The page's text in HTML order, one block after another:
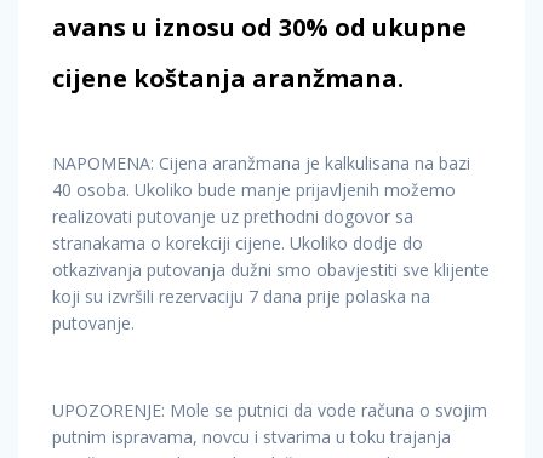
avans u iznosu od 30% od ukupne
cijene koštanja aranžmana.
NAPOMENA: Cijena aranžmana je kalkulisana na bazi
40 osoba. Ukoliko bude manje prijavljenih možemo
realizovati putovanje uz prethodni dogovor sa
stranakama o korekciji cijene. Ukoliko dodje do
otkazivanja putovanja dužni smo obavjestiti sve klijente
koji su izvršili rezervaciju 7 dana prije polaska na
putovanje.
UPOZORENJE: Mole se putnici da vode računa o svojim
putnim ispravama, novcu i stvarima u toku trajanja